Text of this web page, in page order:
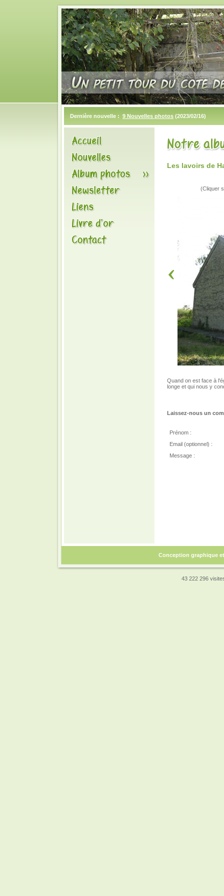
Dernière nouvelle : 9 Nouvelles photos (2023/02/16)
Les lavoirs de
(Cliquer
Quand on est face à
longe et qui nous y
Laissez-nous un
Prénom :
Email (optionnel) :
Message :
Conception graphique
43 222 296